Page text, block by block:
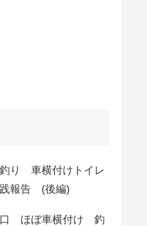
り 車横付けトイレ
報告 (後編)
ほぼ車横付け 釣